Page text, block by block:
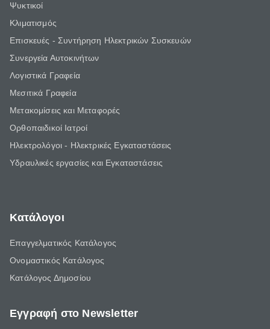
Ψυκτικοί
Κλιματισμός
Επισκευές - Συντήρηση Ηλεκτρικών Συσκευών
Συνεργεία Αυτοκινήτων
Λογιστικά Γραφεία
Μεσιτικά Γραφεία
Μετακομίσεις και Μεταφορές
Ορθοπαιδικοί Ιατροί
Ηλεκτρολόγοι - Ηλεκτρικές Εγκαταστάσεις
Υδραυλικές εργασίες και Εγκαταστάσεις
Κατάλογοι
Επαγγελματικός Κατάλογος
Ονομαστικός Κατάλογος
Κατάλογος Δημοσίου
Εγγραφή στο Newsletter